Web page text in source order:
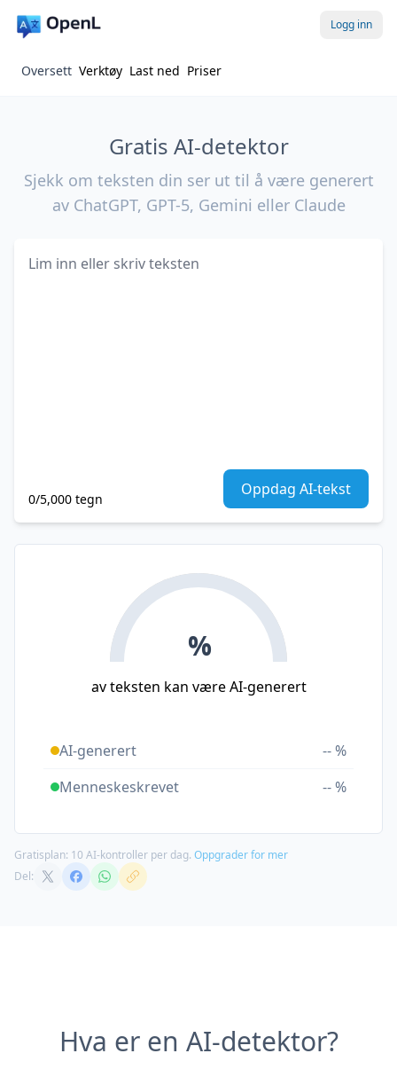
Logg inn
Oversett Verktøy Last ned Priser
Gratis AI-detektor
Sjekk om teksten din ser ut til å være generert
av ChatGPT, GPT-5, Gemini eller Claude
Tekst som skal sjekkes
0/5,000 tegn
Oppdag AI-tekst
%
av teksten kan være AI-generert
AI-generert
-- %
Menneskeskrevet
-- %
Gratisplan: 10 AI-kontroller per dag. Oppgrader for mer
Del:
Hva er en AI-detektor?